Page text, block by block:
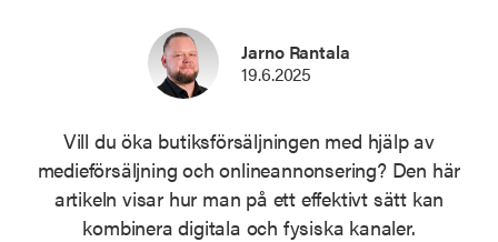
Jarno Rantala
19.6.2025
Vill du öka butiksförsäljningen med hjälp av
medieförsäljning och onlineannonsering? Den här
artikeln visar hur man på ett effektivt sätt kan
kombinera digitala och fysiska kanaler.